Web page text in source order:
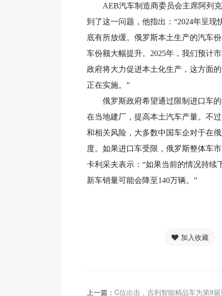
AEB汽车制造商委员会主席阿列克
到了这一问题，他指出：“2024年呈现
底有所放缓。俄罗斯本土生产的汽车
车份额大幅提升。2025年，我们预计
政府将大力促进本土化生产，这方面
正在实施。”
俄罗斯政府希望通过限制进口车的
在当地建厂，提高本土汽车产量。不
和相关风险，大多数中国车企对于在
度。如果进口车受限，俄罗斯整体车
卡利采夫表示：“如果当前的情况持续
新车销量可能会降至140万辆。”
加入收藏
上一篇： C位出击，吉利智能精品车为第9